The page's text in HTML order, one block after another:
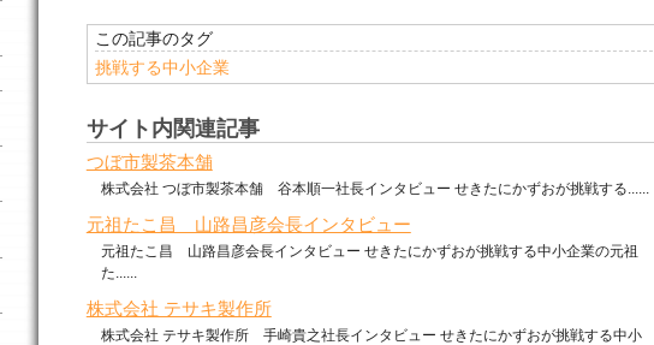
この記事のタグ
挑戦する中小企業
サイト内関連記事
つぼ市製茶本舗
株式会社 つぼ市製茶本舗 谷本順一社長インタビュー せきたにかずおが挑戦する......
元祖たこ昌 山路昌彦会長インタビュー
元祖たこ昌 山路昌彦会長インタビュー せきたにかずおが挑戦する中小企業の元祖
た......
株式会社 テサキ製作所
株式会社 テサキ製作所 手崎貴之社長インタビュー せきたにかずおが挑戦する中小